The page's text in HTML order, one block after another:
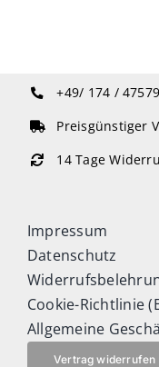
+49/ 174 /
Preisgünstiger
14 Tage
Impressum
Datenschutz
Cookie-Richtlinie
Allgemeine
Vertrag widerrufen